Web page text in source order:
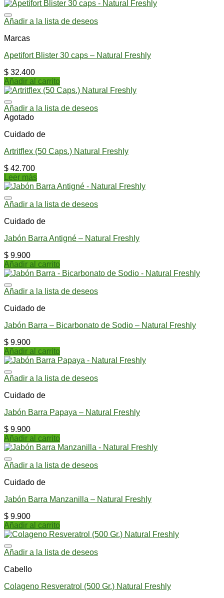
Añadir a la lista de deseos
Marcas
Apetifort Blister 30 caps – Natural Freshly
$ 32.400
Añadir al carrito
Añadir a la lista de deseos
Agotado
Cuidado de
Artritflex (50 Caps.) Natural Freshly
$ 42.700
Leer más
Añadir a la lista de deseos
Cuidado de
Jabón Barra Antigné – Natural Freshly
$ 9.900
Añadir al carrito
Añadir a la lista de deseos
Cuidado de
Jabón Barra – Bicarbonato de Sodio – Natural Freshly
$ 9.900
Añadir al carrito
Añadir a la lista de deseos
Cuidado de
Jabón Barra Papaya – Natural Freshly
$ 9.900
Añadir al carrito
Añadir a la lista de deseos
Cuidado de
Jabón Barra Manzanilla – Natural Freshly
$ 9.900
Añadir al carrito
Añadir a la lista de deseos
Cabello
Colageno Resveratrol (500 Gr.) Natural Freshly